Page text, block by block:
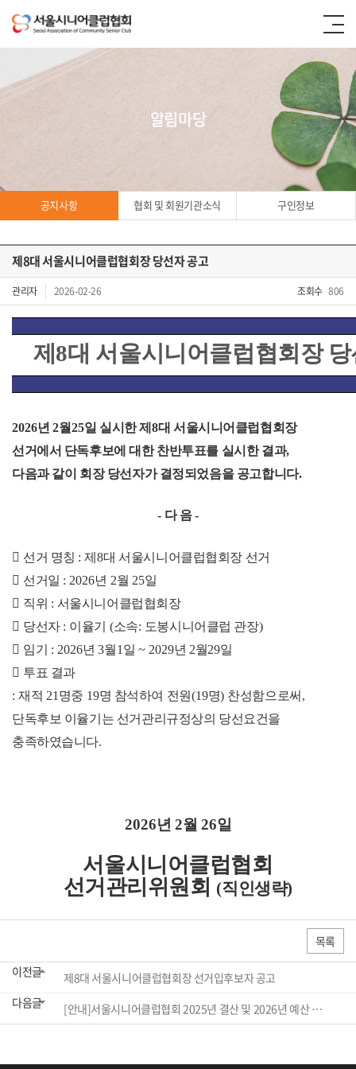
알림마당
공지사항 협회 및 회원기관소식 구인정보
공지사항
제8대 서울시니어클럽협회장 당선자 공고
관리자 2026-02-26 조회수 806
제 8대 서울시니어클럽협회장
2026년2월25일 실시한 제 8대 서울시니어클럽협회장
선거에서 단독후보에대한 찬반투표를 실시한 결과,
다음과 같이 회장 당선자가 결정되었음을 공고합니다.
- 다 음-
 선거 명칭 :제8대 서울시니어클럽협회장 선거
 선거일 : 2026년 2월 25일
 직위 : 서울시니어클럽협회장
 당선자 : 이율기 (소속: 도봉시니어클럽 관장)
 임기 : 2026년 3월1 일 ~ 2029년 2월29일
 투표 결과
: 재적 21 명중 19명 참석하여 전원(19명) 찬성함으로써 ,
단독후보 이율기는 선거관리규정상의 당선요건을
충족하였습니다.
2026년 2월 26일
서울시니어클럽협회
선거관리위원회 (직인생략)
목록
이전글
제8대 서울시니어클럽협회장 선거입후보자 공고
다음글
[안내]서울시니어클럽협회 2025년 결산 및 2026년 예산 공고